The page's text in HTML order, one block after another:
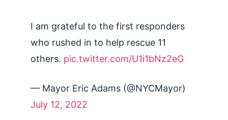
I am grateful to the first responders
who rushed in to help rescue 11
others. pic.twitter.com/U1i1bNz2eG
— Mayor Eric Adams (@NYCMayor)
July 12, 2022